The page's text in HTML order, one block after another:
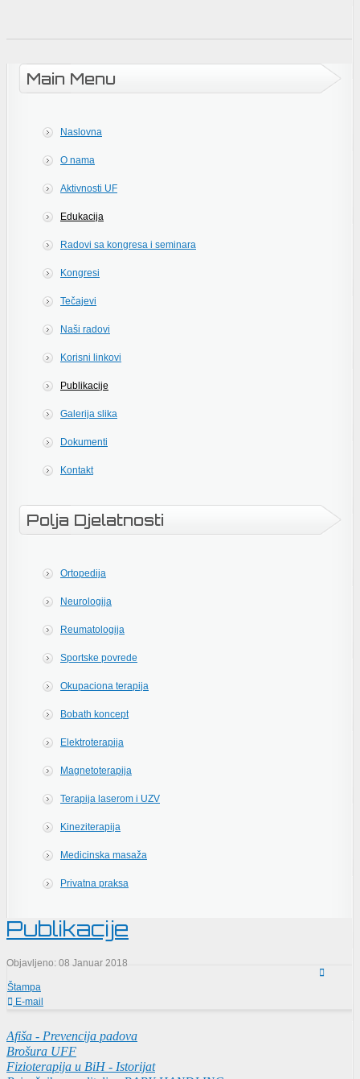
Main Menu
Naslovna
O nama
Aktivnosti UF
Edukacija
Radovi sa kongresa i seminara
Kongresi
Tečajevi
Naši radovi
Korisni linkovi
Publikacije
Galerija slika
Dokumenti
Kontakt
Polja Djelatnosti
Ortopedija
Neurologija
Reumatologija
Sportske povrede
Okupaciona terapija
Bobath koncept
Elektroterapija
Magnetoterapija
Terapija laserom i UZV
Kineziterapija
Medicinska masaža
Privatna praksa
Publikacije
Objavljeno: 08 Januar 2018
Štampa
E-mail
Afiša - Prevencija padova
Brošura UFF
Fizioterapija u BiH - Istorijat